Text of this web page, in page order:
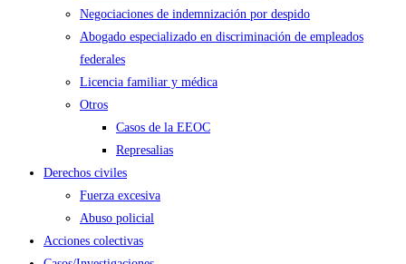
Negociaciones de indemnización por despido
Abogado especializado en discriminación de empleados
federales
Licencia familiar y médica
Otros
Casos de la EEOC
Represalias
Derechos civiles
Fuerza excesiva
Abuso policial
Acciones colectivas